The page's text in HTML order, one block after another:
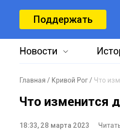
Поддержать
Новости
Главная Кривой Рог Что
Что изменится
18:33, 28 марта 2023